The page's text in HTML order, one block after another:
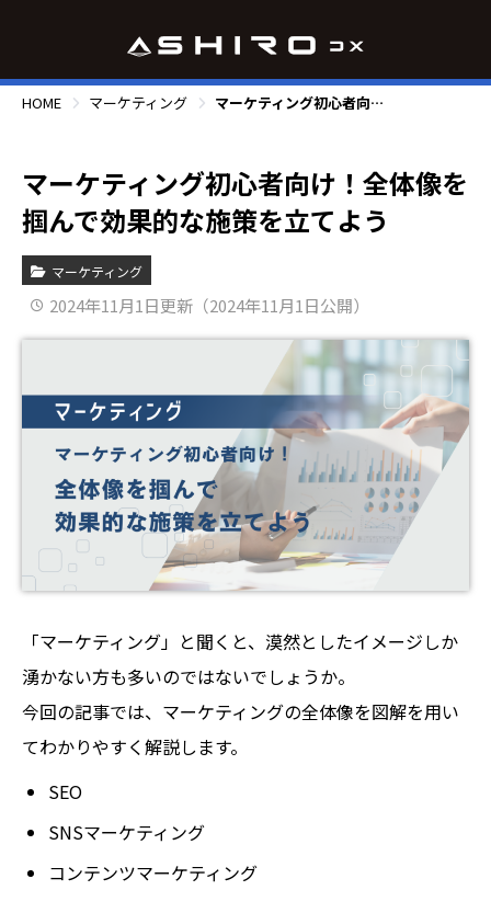
HOME マーケティング マーケティング初心者向け！全体像を掴んで効果的な施策を立てよう
マーケティング初心者向け！全体像を
掴んで効果的な施策を立てよう
マーケティング
2024年11月1日更新（2024年11月1日公開）
「マーケティング」と聞くと、漠然としたイメージしか
湧かない方も多いのではないでしょうか。
今回の記事では、マーケティングの全体像を図解を用い
てわかりやすく解説します。
SEO
SNSマーケティング
コンテンツマーケティング